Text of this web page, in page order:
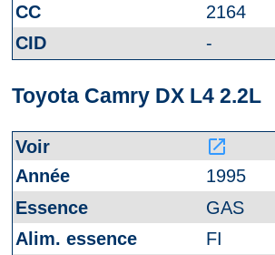
2164
-
Toyota Camry DX L4 2.2L
launch
1995
GAS
FI